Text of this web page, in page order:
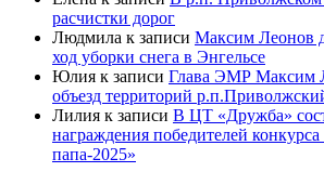
расчистки дорог
Людмила к записи Максим Леонов
ход уборки снега в Энгельсе
Юлия к записи Глава ЭМР Максим
объезд территорий
Лилия к записи В ЦТ «Дружба»
награждения победителей
папа-2025»